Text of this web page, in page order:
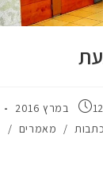
12 במרץ 2016
/ מאמרים /